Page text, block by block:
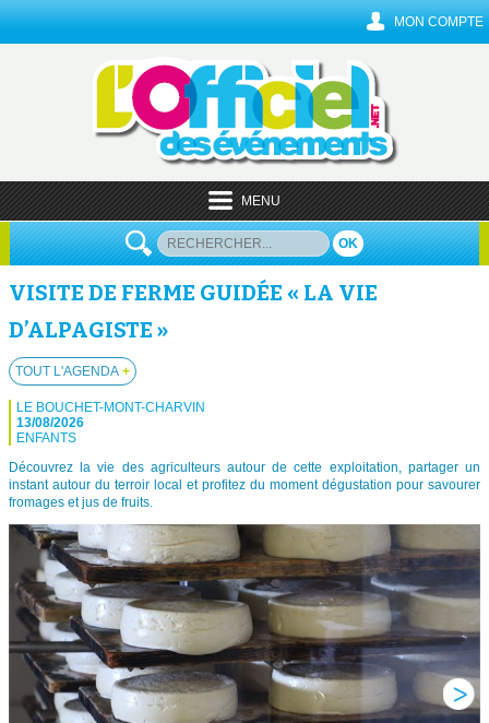
MON COMPTE
MENU
OK
VISITE DE FERME GUIDÉE « LA VIE
D’ALPAGISTE »
TOUT L'AGENDA +
LE BOUCHET-MONT-CHARVIN
13/08/2026
ENFANTS
Découvrez la vie des agriculteurs autour de cette exploitation, partager un
instant autour du terroir local et profitez du moment dégustation pour savourer
fromages et jus de fruits.